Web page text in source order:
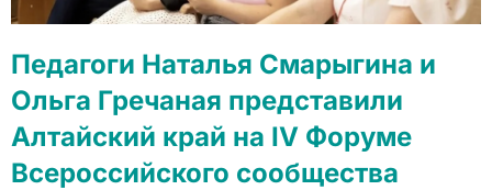
Педагоги Наталья Смарыгина и
Ольга Гречаная представили
Алтайский край на IV Форуме
Всероссийского сообщества